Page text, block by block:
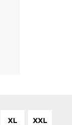
XL XXL